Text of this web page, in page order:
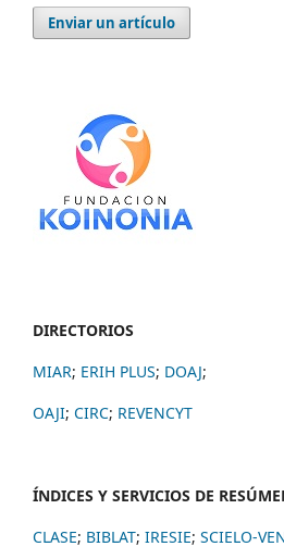
Enviar un artículo
DIRECTORIOS
MIAR; ERIH PLUS; DOAJ;
OAJI; CIRC; REVENCYT
ÍNDICES Y SERVICIOS DE
CLASE; BIBLAT; IRESIE; SCIELO-